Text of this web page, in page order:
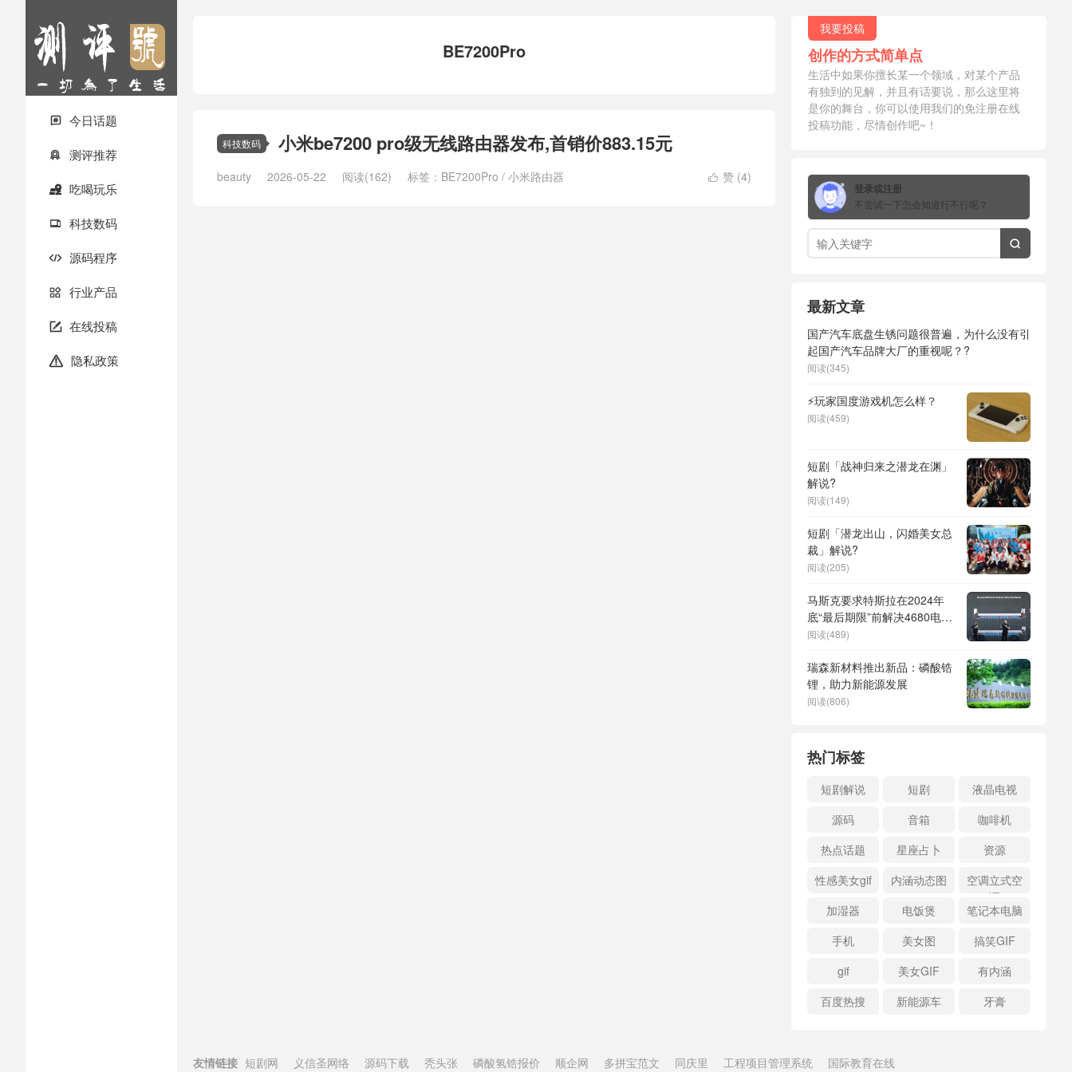
 今日话题
 测评推荐
 吃喝玩乐
 科技数码
 源码程序
 行业产品
 在线投稿
 隐私政策
BE7200Pro
科技数码 小米be7200 pro级无线路由器发布,首销价883.15元
 赞 (4)
beauty 2026-05-22 阅读(162) 标签： BE7200Pro / 小米路由器
我要投稿
创作的方式简单点
生活中如果你擅长某一个领域，对某个产品
有独到的见解，并且有话要说，那么这里将
是你的舞台，你可以使用我们的免注册在线
投稿功能，尽情创作吧~！
登录或注册
不尝试一下怎会知道行不行呢？

最新文章
国产汽车底盘生锈问题很普遍，为什么没有引
起国产汽车品牌大厂的重视呢？?
阅读(345)
⚡玩家国度游戏机怎么样？
阅读(459)
短剧「战神归来之潜龙在渊」
解说?
阅读(149)
短剧「潜龙出山，闪婚美女总
裁」解说?
阅读(205)
马斯克要求特斯拉在2024年
底“最后期限”前解决4680电池
研发问题
阅读(489)
瑞森新材料推出新品：磷酸锆
锂，助力新能源发展
阅读(806)
热门标签
短剧解说 短剧
液晶电视
源码
音箱
咖啡机
热点话题
星座占卜
资源
性感美女gif
内涵动态图
空调立式空
调
加湿器
电饭煲
笔记本电脑
手机
美女图
搞笑GIF
gif
美女GIF
有内涵
百度热搜
新能源车 牙膏
友情链接 短剧网 义信圣网络 源码下载 秃头张 磷酸氢锆报价 顺企网 多拼宝范文 同庆里 工程项目管理系统 国际教育在线